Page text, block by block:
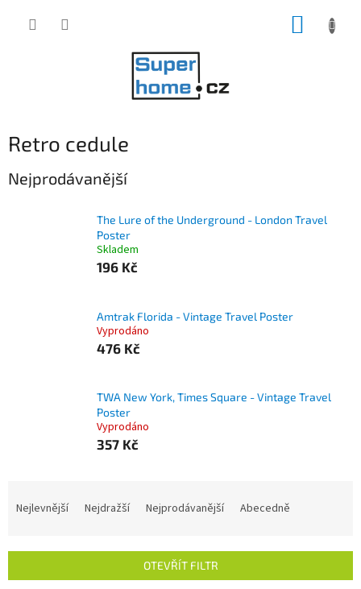
Retro cedule
Nejprodávanější
The Lure of the Underground - London Travel
Poster
Skladem
196 Kč
Amtrak Florida - Vintage Travel Poster
Vyprodáno
476 Kč
TWA New York, Times Square - Vintage Travel
Poster
Vyprodáno
357 Kč
í
Nejlevnější Nejdražší Nejprodávanější Abecedně
OTEVŘÍT FILTR